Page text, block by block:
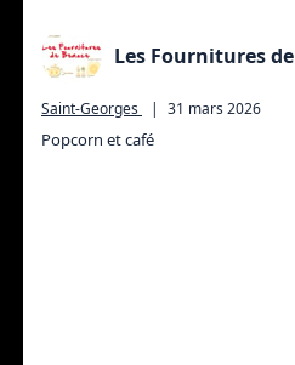
Les Fournitures
Saint-Georges | 31 mars 2026
Popcorn et café